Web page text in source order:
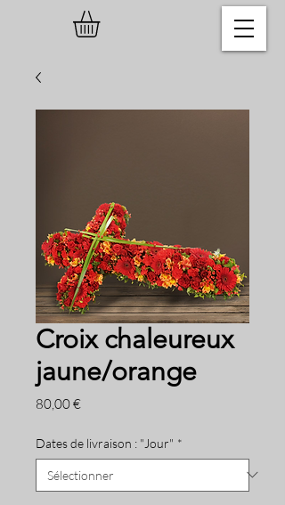
Croix chaleureux
jaune/orange
80,00 €Prix
Dates de livraison : "Jour" *